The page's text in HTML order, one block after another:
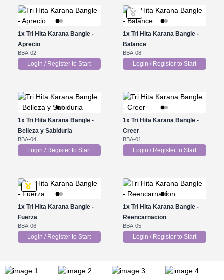
1xTri Hita Karana Bangle -
Aprecio
BBA-02
Login / Register to Start
1x Tri Hita Karana Bangle -
Balance
BBA-08
Login / Register to Start
1xTri Hita Karana Bangle -
Belleza y Sabiduria
BBA-04
Login / Register to Start
1x Tri Hita Karana Bangle -
Creer
BBA-01
Login / Register to Start
1xTri Hita Karana Bangle -
Fuerza
BBA-06
Login / Register to Start
1x Tri Hita Karana Bangle -
Reencarnacion
BBA-05
Login / Register to Start